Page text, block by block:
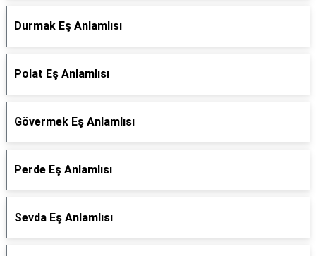
Durmak Eş Anlamlısı
Polat Eş Anlamlısı
Gövermek Eş Anlamlısı
Perde Eş Anlamlısı
Sevda Eş Anlamlısı